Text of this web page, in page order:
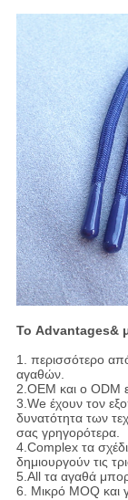
Το Advantages&
1. περισσότερο
αγαθών.
2.OEM και ο ODM
3.We έχουν τον
δυνατότητα των
σας γρηγορότερα.
4.Complex τα
δημιουργούν τις
5.All τα αγαθά
6. Μικρό MOQ